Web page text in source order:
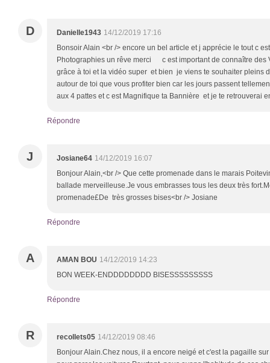
D Danielle1943 14/12/2019 17:16
Bonsoir Alain <br /> encore un bel article et j apprécie le tout c
Photographies un rêve merci c est important de connaître des
grâce à toi et la vidéo super et bien je viens te souhaiter pleins
autour de toi que vous profiter bien car les jours passent
aux 4 pattes et c est Magnifique ta Bannière et je te retrouverai
Répondre
J Josiane64 14/12/2019 16:07
Bonjour Alain,<br /> Que cette promenade dans le marais
ballade merveilleuse.Je vous embrasses tous les deux très
promenade£De très grosses bises<br /> Josiane
Répondre
A AMAN BOU 14/12/2019 14:23
BON WEEK-ENDDDDDDDD BISESSSSSSSSS
Répondre
R recollets05 14/12/2019 08:46
Bonjour Alain.Chez nous, il a encore neigé et c'est la pagaille